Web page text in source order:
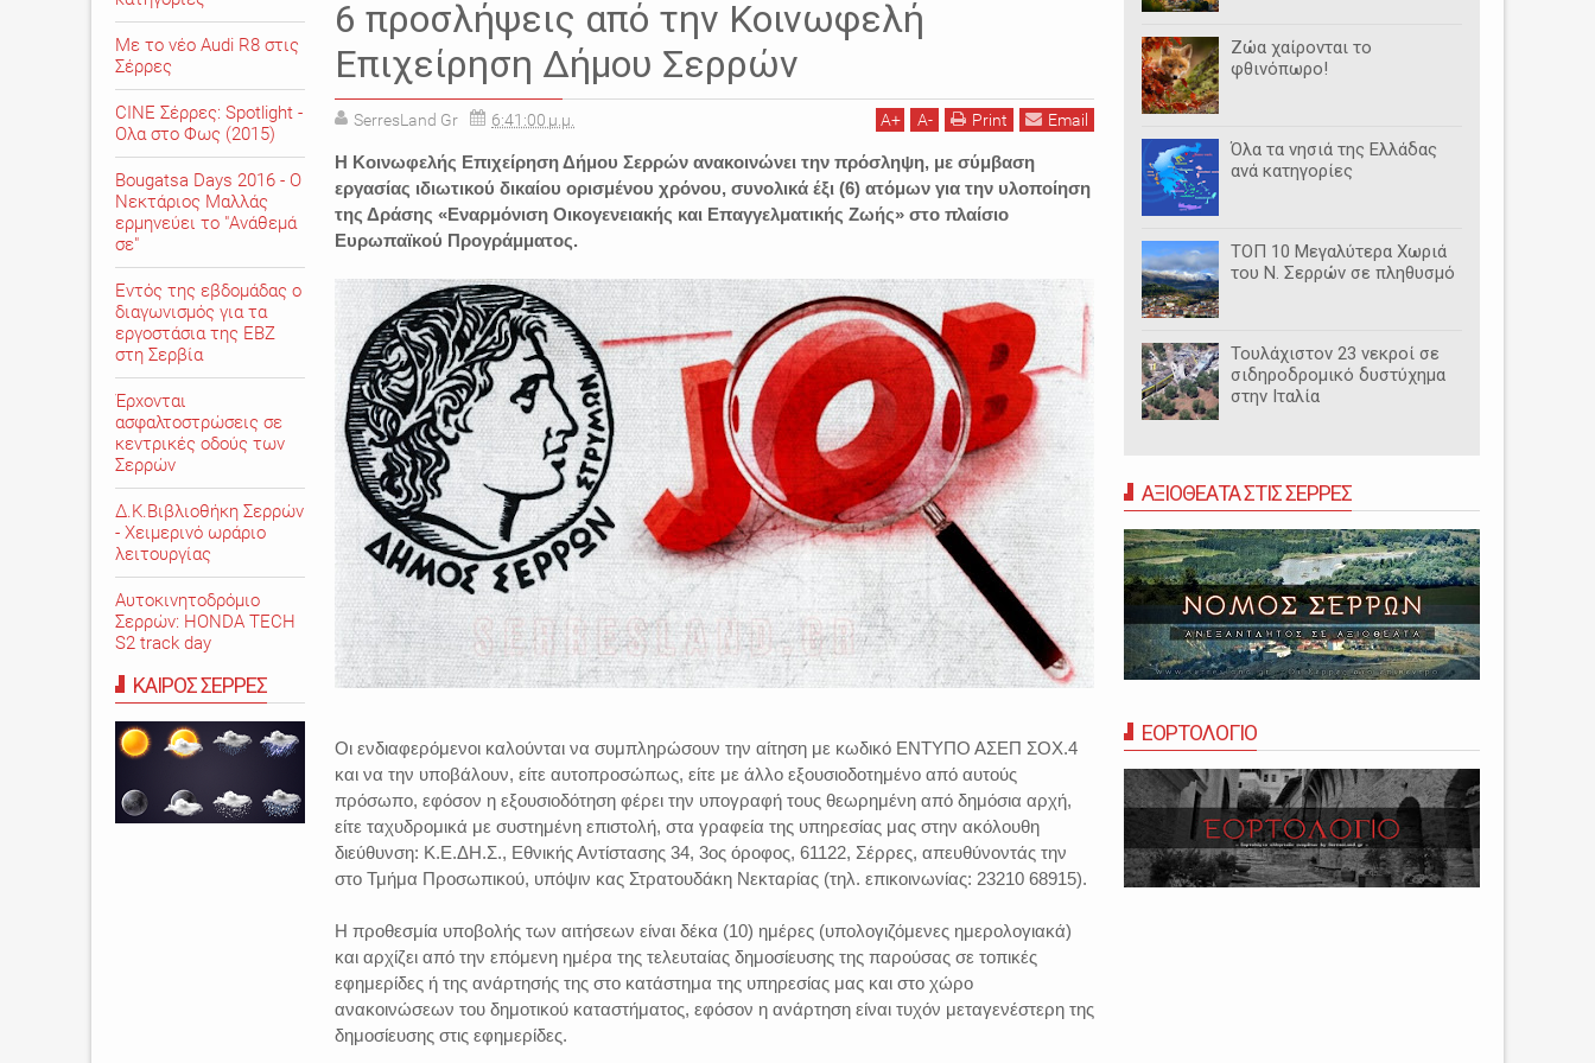
6 προσλήψεις από την Κοινωφελή
Επιχείρηση Δήμου Σερρών
SerresLand Gr 6:41:00 μ.μ. A+ A- Print Email
Η Κοινωφελής Επιχείρηση Δήμου Σερρών ανακοινώνει την πρόσληψη, με σύμβαση
εργασίας ιδιωτικού δικαίου ορισμένου χρόνου, συνολικά έξι (6) ατόμων για την υλοποίηση
της Δράσης «Εναρμόνιση Οικογενειακής και Επαγγελματικής Ζωής» στο πλαίσιο
Ευρωπαϊκού Προγράμματος.
Οι ενδιαφερόμενοι καλούνται να συμπληρώσουν την αίτηση με κωδικό ΕΝΤΥΠΟ ΑΣΕΠ ΣΟΧ.4
και να την υποβάλουν, είτε αυτοπροσώπως, είτε με άλλο εξουσιοδοτημένο από αυτούς
πρόσωπο, εφόσον η εξουσιοδότηση φέρει την υπογραφή τους θεωρημένη από δημόσια αρχή,
είτε ταχυδρομικά με συστημένη επιστολή, στα γραφεία της υπηρεσίας μας στην ακόλουθη
διεύθυνση: Κ.Ε.ΔΗ.Σ., Εθνικής Αντίστασης 34, 3ος όροφος, 61122, Σέρρες, απευθύνοντάς την
στο Τμήμα Προσωπικού, υπόψιν κας Στρατουδάκη Νεκταρίας (τηλ. επικοινωνίας: 23210 68915).
Η προθεσμία υποβολής των αιτήσεων είναι δέκα (10) ημέρες (υπολογιζόμενες ημερολογιακά)
και αρχίζει από την επόμενη ημέρα της τελευταίας δημοσίευσης της παρούσας σε τοπικές
εφημερίδες ή της ανάρτησής της στο κατάστημα της υπηρεσίας μας και στο χώρο
ανακοινώσεων του δημοτικού καταστήματος, εφόσον η ανάρτηση είναι τυχόν μεταγενέστερη της
δημοσίευσης στις εφημερίδες.
Ζώα χαίρονται το
φθινόπωρο!
Όλα τα νησιά της Ελλάδας
ανά κατηγορίες
ΤΟΠ 10 Μεγαλύτερα Χωριά
του Ν. Σερρών σε πληθυσμό
Τουλάχιστον 23 νεκροί σε
σιδηροδρομικό δυστύχημα
στην Ιταλία
ΑΞΙΟΘΕΑΤΑ ΣΤΙΣ ΣΕΡΡΕΣ
ΕΟΡΤΟΛΟΓΙΟ
Με το νέο Audi R8 στις
Σέρρες
CINE Σέρρες: Spotlight -
Ολα στο Φως (2015)
Bougatsa Days 2016 - Ο
Νεκτάριος Μαλλάς
ερμηνεύει το "Ανάθεμά
σε"
Εντός της εβδομάδας ο
διαγωνισμός για τα
εργοστάσια της ΕΒΖ
στη Σερβία
Έρχονται
ασφαλτοστρώσεις σε
κεντρικές οδούς των
Σερρών
Δ.Κ.Βιβλιοθήκη Σερρών
- Χειμερινό ωράριο
λειτουργίας
Αυτοκινητοδρόμιο
Σερρών: HONDA TECH
S2 track day
ΚΑΙΡΟΣ ΣΕΡΡΕΣ